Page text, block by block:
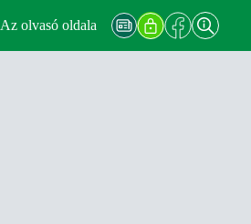
Az olvasó oldala